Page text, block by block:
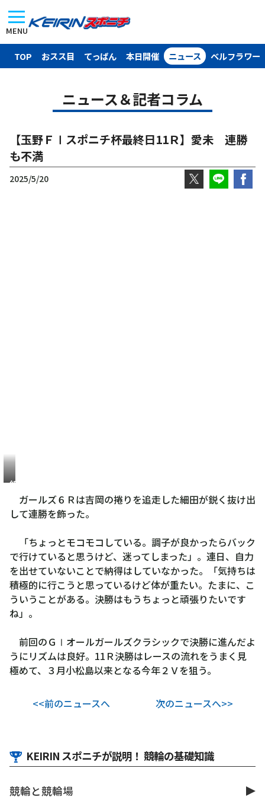
MENU
TOP おスス目 てっぱん 本日開催 ニュース ベルフラワー
ニュース＆記者コラム
【玉野ＦⅠスポニチ杯最終日11Ｒ】愛未 連勝
も不満
2025/5/20
細
愛
ガールズ６Ｒは吉岡の捲りを追走した細田が鋭く抜け出
して連勝を飾った。
「ちょっとモコモコしている。調子が良かったらバック
で行けていると思うけど、迷ってしまった」。連日、自力
を出せていないことで納得はしていなかった。「気持ちは
積極的に行こうと思っているけど体が重たい。たまに、こ
ういうことがある。決勝はもうちょっと頑張りたいです
ね」。
前回のＧⅠオールガールズクラシックで決勝に進んだよ
うにリズムは良好。11Ｒ決勝はレースの流れをうまく見
極めて、３月小松島以来となる今年２Ｖを狙う。
<<前のニュースへ 次のニュースへ>>
KEIRIN スポニチが説明！ 競輪の基礎知識
競輪と競輪場